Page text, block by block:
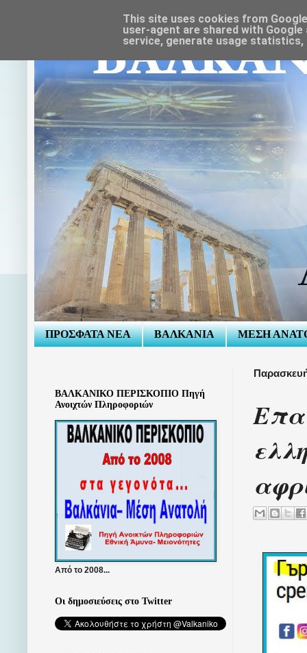
ΠΡΟΣΦΑΤΑ ΝΕΑ ΒΑΛΚΑΝΙΑ ΜΕΣΗ
ΒΑΛΚΑΝΙΚΟ ΠΕΡΙΣΚΟΠΙΟ Πηγή
Ανοιχτών Πληροφοριών
Από το 2008...
Οι δημοσιεύσεις στο Twitter
This site uses cookies from
user-agent are shared with
service, generate usage statistics,